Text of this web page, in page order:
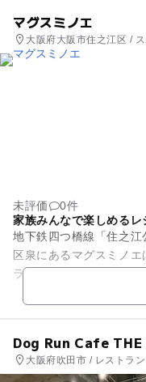
マグスミノエ
大阪府大阪市住之江区 /
未評価
0件
家族みんなで楽しめるレ
地下鉄四つ橋線「住之
区泉にあるマグスミノ
ラオケ・ビリヤード・
トサルなど遊びからス
Dog Run Cafe THE
大阪府吹田市 / レストラ